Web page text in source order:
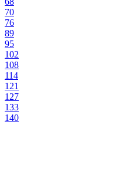
70
76
89
95
102
108
114
121
127
133
140